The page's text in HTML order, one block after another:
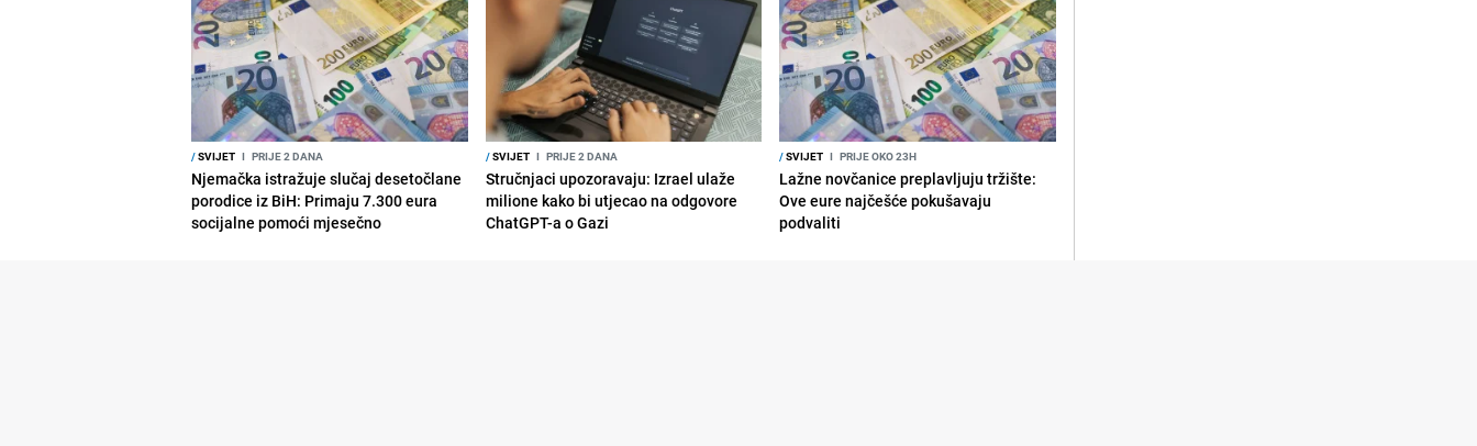
/SVIJET I PRIJE 2 DANA
Njemačka istražuje slučaj desetočlane
porodice iz BiH: Primaju 7.300 eura
socijalne pomoći mjesečno
/SVIJET I PRIJE 2 DANA
Stručnjaci upozoravaju: Izrael ulaže
milione kako bi utjecao na odgovore
ChatGPT-a o Gazi
/SVIJET I PRIJE OKO 23H
Lažne novčanice preplavljuju tržište:
Ove eure najčešće pokušavaju
podvaliti